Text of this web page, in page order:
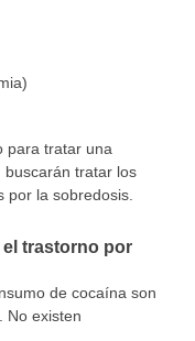
para tratar una
buscarán tratar los
por la sobredosis.
trastorno por
de cocaína son
No existen